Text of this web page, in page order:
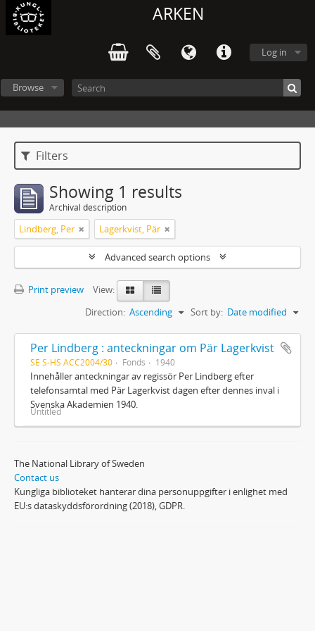
ARKEN
Log in
Browse
Filters
Showing 1 results
Archival description
Lindberg, Per Lagerkvist, Pär
Advanced search options
Print preview
View:
Sort by: Date modified
Direction: Ascending
Per Lindberg : anteckningar om Pär Lagerkvist
SE S-HS ACC2004/30 Fonds 1940
Innehåller anteckningar av regissör Per Lindberg efter
telefonsamtal med Pär Lagerkvist dagen efter dennes inval i
Svenska Akademien 1940.
Untitled
The National Library of Sweden
Contact us
Kungliga biblioteket hanterar dina personuppgifter i enlighet med
EU:s dataskyddsförordning (2018), GDPR.